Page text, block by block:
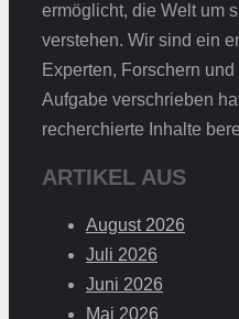
ermöglicht, die Welt um
verstehen. Wir sind ein
Experten, Forschern
Aufgabe verschrieben
recherchierte Inhalte
ARTIKEL AUS
August 2026
Juli 2026
Juni 2026
Mai 2026